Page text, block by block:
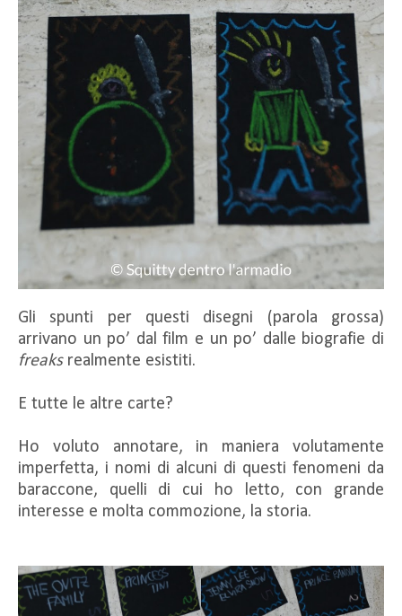
Gli spunti per questi disegni (parola grossa)
arrivano un po’ dal film e un po’ dalle biografie di
freaksrealmente esistiti.
E tutte le altre carte?
Ho voluto annotare, in maniera volutamente
imperfetta, i nomi di alcuni di questi fenomeni da
baraccone, quelli di cui ho letto, con grande
interesse e molta commozione, la storia.